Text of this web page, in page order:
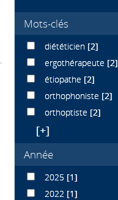
Mots-clés
diététicien [2]
ergothérapeute [2]
étiopathe [2]
orthophoniste [2]
orthoptiste [2]
[+]
Année
2025 [1]
2022 [1]